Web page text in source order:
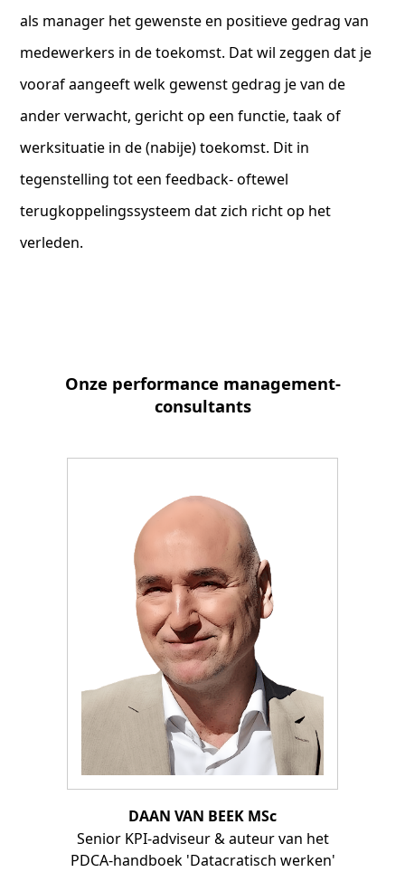
als manager het gewenste en positieve gedrag van
medewerkers in de toekomst. Dat wil zeggen dat je
vooraf aangeeft welk gewenst gedrag je van de
ander verwacht, gericht op een functie, taak of
werksituatie in de (nabije) toekomst. Dit in
tegenstelling tot een feedback- oftewel
terugkoppelingssysteem dat zich richt op het
verleden.
Onze performance management-
consultants
DAAN VAN BEEK MSc
Senior KPI-adviseur & auteur van het
PDCA-handboek 'Datacratisch werken'